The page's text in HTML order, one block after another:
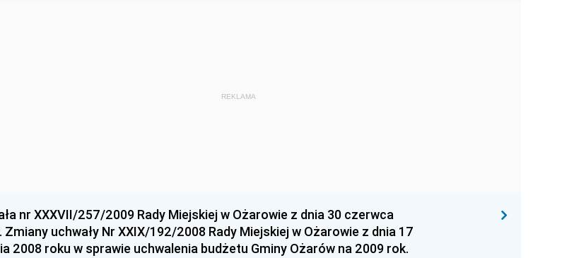
REKLAMA
nr XXXVII/257/2009 Rady Miejskiej w Ożarowie z dnia 30 czerwca
Zmiany uchwały Nr XXIX/192/2008 Rady Miejskiej w Ożarowie z dnia 17
2008 roku w sprawie uchwalenia budżetu Gminy Ożarów na 2009 rok.